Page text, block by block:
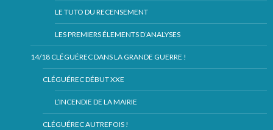
LE TUTO DU RECENSEMENT
LES PREMIERS ÉLEMENTS D’ANALYSES
14/18 CLÉGUÉREC DANS LA GRANDE GUERRE !
CLÉGUÉREC DÉBUT XXE
L’INCENDIE DE LA MAIRIE
CLÉGUÉREC AUTREFOIS !